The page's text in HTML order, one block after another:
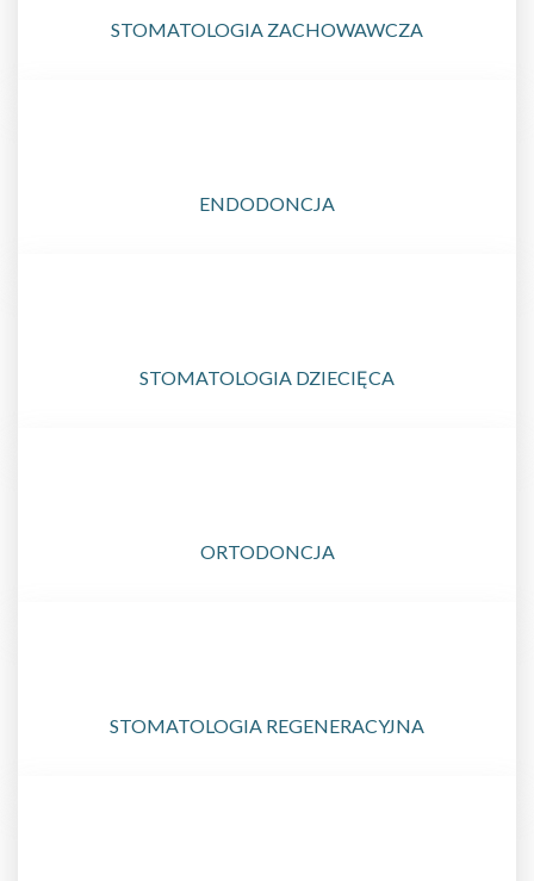
STOMATOLOGIA ZACHOWAWCZA
ENDODONCJA
STOMATOLOGIA DZIECIĘCA
ORTODONCJA
STOMATOLOGIA REGENERACYJNA